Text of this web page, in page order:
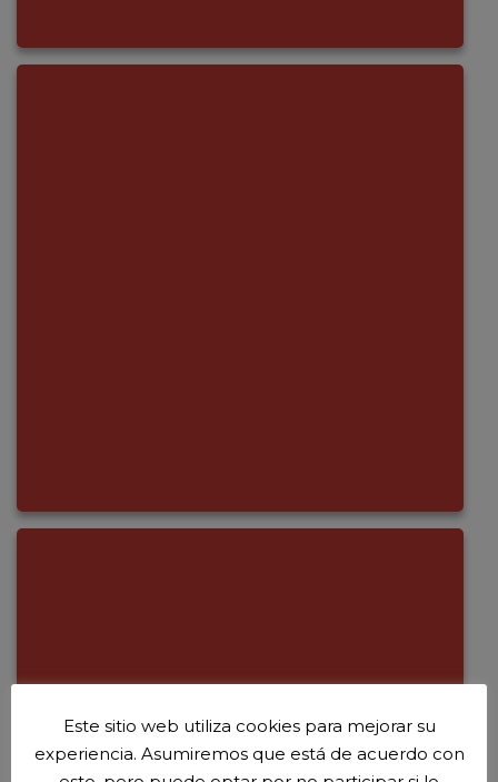
Este sitio web utiliza cookies para mejorar su
experiencia. Asumiremos que está de acuerdo con